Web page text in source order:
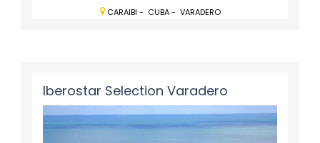
CARAIBI - CUBA- VARADERO
Iberostar Selection Varadero